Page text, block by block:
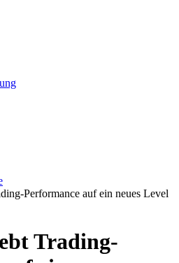
Performance auf ein neues Level
Trading-